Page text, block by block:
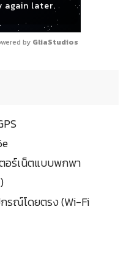
again later.
by GliaStudios
ร์เน็ตแบบพกพา
กรณ์โดยตรง (Wi-Fi